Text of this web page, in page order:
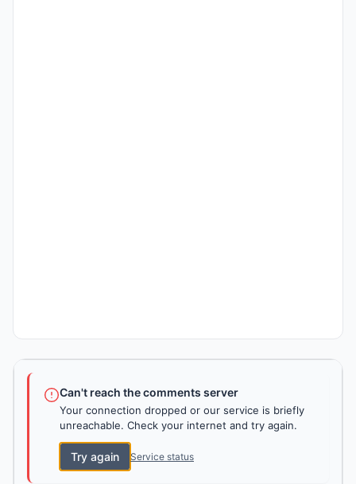
Can't reach the comments server
Your connection dropped or our service is briefly
unreachable. Check your internet and try again.
Try again Service status